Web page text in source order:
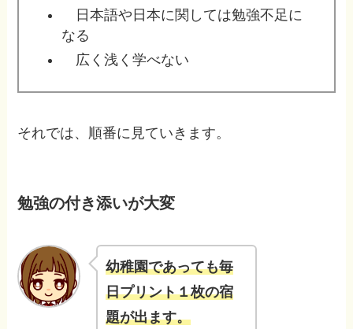
日本語や日本に関しては勉強不足に
なる
広く浅く学べない
それでは、順番に見ていきます。
勉強の付き添いが大変
幼稚園であっても毎
日プリント１枚の宿
題が出ます。